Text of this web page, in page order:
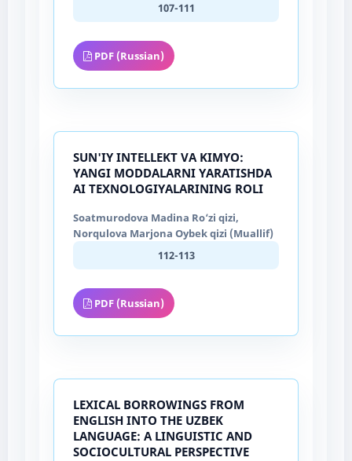
107-111
PDF (Russian)
SUN'IY INTELLEKT VA KIMYO:
YANGI MODDALARNI YARATISHDA
AI TEXNOLOGIYALARINING ROLI
Soatmurodova Madina Ro‘zi qizi,
Norqulova Marjona Oybek qizi (Muallif)
112-113
PDF (Russian)
LEXICAL BORROWINGS FROM
ENGLISH INTO THE UZBEK
LANGUAGE: A LINGUISTIC AND
SOCIOCULTURAL PERSPECTIVE